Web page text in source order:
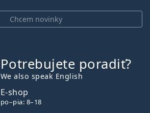
Chcem novinky
Potrebujete poradiť?
We also speak English
E-shop
po–pia: 8–18